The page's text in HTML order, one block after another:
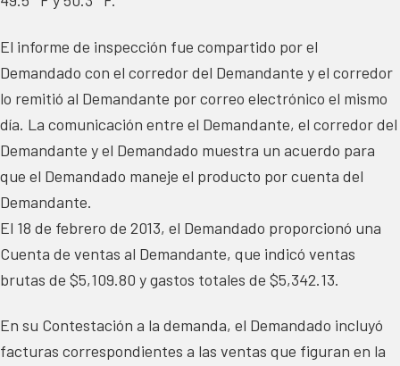
El informe de inspección fue compartido por el
Demandado con el corredor del Demandante y el corredor
lo remitió al Demandante por correo electrónico el mismo
día. La comunicación entre el Demandante, el corredor del
Demandante y el Demandado muestra un acuerdo para
que el Demandado maneje el producto por cuenta del
Demandante.
El 18 de febrero de 2013, el Demandado proporcionó una
Cuenta de ventas al Demandante, que indicó ventas
brutas de $5,109.80 y gastos totales de $5,342.13.
En su Contestación a la demanda, el Demandado incluyó
facturas correspondientes a las ventas que figuran en la